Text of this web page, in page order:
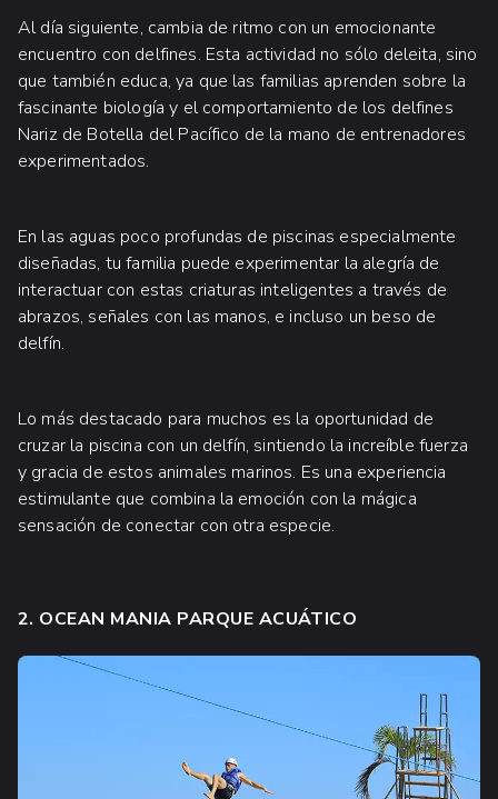
Al día siguiente, cambia de ritmo con un emocionante
encuentro con delfines. Esta actividad no sólo deleita, sino
que también educa, ya que las familias aprenden sobre la
fascinante biología y el comportamiento de los delfines
Nariz de Botella del Pacífico de la mano de entrenadores
experimentados.
En las aguas poco profundas de piscinas especialmente
diseñadas, tu familia puede experimentar la alegría de
interactuar con estas criaturas inteligentes a través de
abrazos, señales con las manos, e incluso un beso de
delfín.
Lo más destacado para muchos es la oportunidad de
cruzar la piscina con un delfín, sintiendo la increíble fuerza
y gracia de estos animales marinos. Es una experiencia
estimulante que combina la emoción con la mágica
sensación de conectar con otra especie.
2. OCEAN MANIA PARQUE ACUÁTICO